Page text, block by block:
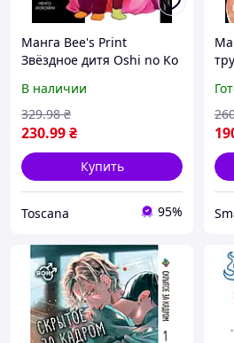
Манга Bee's Print
Звёздное дитя Oshi no Ko
В наличии
230.99₴
329.98 ₴
Купить
Toscana 95%